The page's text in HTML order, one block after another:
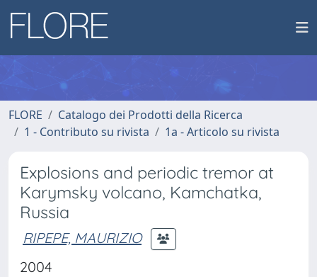
FLORE
Catalogo dei Prodotti della Ricerca
1 - Contributo su rivista
1a - Articolo su rivista
Explosions and periodic tremor at
Karymsky volcano, Kamchatka,
Russia
RIPEPE, MAURIZIO
2004